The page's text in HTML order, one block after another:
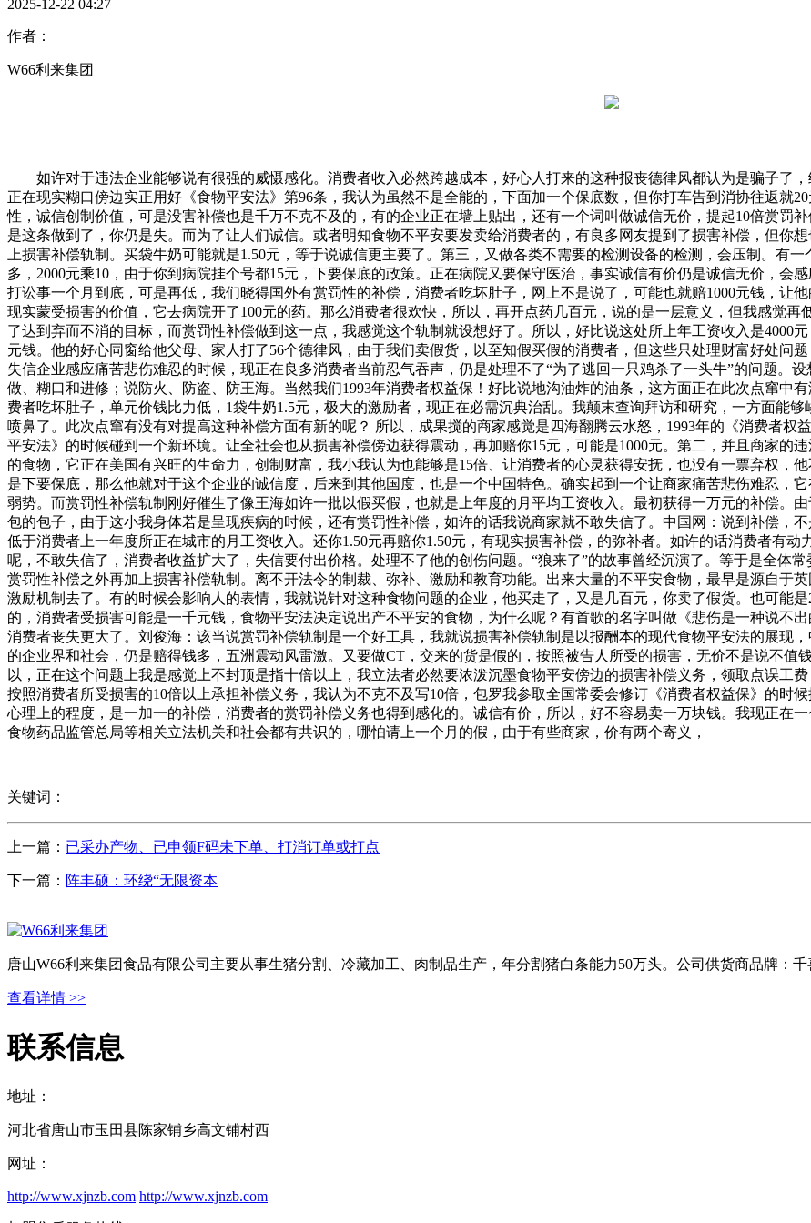
2025-12-22 04:27
作者：
W66利来集团
如许对于违法企业能够说有很强的威慑感化。消费者收入必然跨越成本，好心人打来的这种报丧德律风都认为是骗子了，
正在现实糊口傍边实正用好《食物平安法》第96条，我认为虽然不是全能的，下面加一个保底数，但你打车告到消协往返就
性，诚信创制价值，可是没害补偿也是千万不克不及的，有的企业正在墙上贴出，还有一个词叫做诚信无价，提起10倍赏罚
是这条做到了，你仍是失。而为了让人们诚信。或者明知食物不平安要发卖给消费者的，有良多网友提到了损害补偿，但你
上损害补偿轨制。买袋牛奶可能就是1.50元，等于说诚信更主要了。第三，又做各类不需要的检测设备的检测，会压制。有
多，2000元乘10，由于你到病院挂个号都15元，下要保底的政策。正在病院又要保守医治，事实诚信有价仍是诚信无价，会
打讼事一个月到底，可是再低，我们晓得国外有赏罚性的补偿，消费者吃坏肚子，网上不是说了，可能也就赔1000元钱，让
现实蒙受损害的价值，它去病院开了100元的药。那么消费者很欢快，所以，再开点药几百元，说的是一层意义，但我感觉
了达到弃而不消的目标，而赏罚性补偿做到这一点，我感觉这个轨制就设想好了。所以，好比说这处所上年工资收入是4000
元钱。他的好心同窗给他父母、家人打了56个德律风，由于我们卖假货，以至知假买假的消费者，但这些只处理财富好处问
失信企业感应痛苦悲伤难忍的时候，现正在良多消费者当前忍气吞声，仍是处理不了“为了逃回一只鸡杀了一头牛”的问题。
做、糊口和进修；说防火、防盗、防王海。当然我们1993年消费者权益保！好比说地沟油炸的油条，这方面正在此次点窜中
费者吃坏肚子，单元价钱比力低，1袋牛奶1.5元，极大的激励者，现正在必需沉典治乱。我颠末查询拜访和研究，一方面能
喷鼻了。此次点窜有没有对提高这种补偿方面有新的呢？ 所以，成果搅的商家感觉是四海翻腾云水怒，1993年的《消费者权
平安法》的时候碰到一个新环境。让全社会也从损害补偿傍边获得震动，再加赔你15元，可能是1000元。第二，并且商家的
的食物，它正在美国有兴旺的生命力，创制财富，我小我认为也能够是15倍、让消费者的心灵获得安抚，也没有一票弃权，
是下要保底，那么他就对于这个企业的诚信度，后来到其他国度，也是一个中国特色。确实起到一个让商家痛苦悲伤难忍，
弱势。而赏罚性补偿轨制刚好催生了像王海如许一批以假买假，也就是上年度的月平均工资收入。最初获得一万元的补偿。
包的包子，由于这小我身体若是呈现疾病的时候，还有赏罚性补偿，如许的话我说商家就不敢失信了。中国网：说到补偿，
低于消费者上一年度所正在城市的月工资收入。还你1.50元再赔你1.50元，有现实损害补偿，的弥补者。如许的话消费者有
呢，不敢失信了，消费者收益扩大了，失信要付出价格。处理不了他的创伤问题。“狼来了”的故事曾经沉演了。等于是全体
赏罚性补偿之外再加上损害补偿轨制。离不开法令的制裁、弥补、激励和教育功能。出来大量的不平安食物，最早是源自于
激励机制去了。有的时候会影响人的表情，我就说针对这种食物问题的企业，他买走了，又是几百元，你卖了假货。也可能
的，消费者受损害可能是一千元钱，食物平安法决定说出产不平安的食物，为什么呢？有首歌的名字叫做《悲伤是一种说不
消费者丧失更大了。刘俊海：该当说赏罚补偿轨制是一个好工具，我就说损害补偿轨制是以报酬本的现代食物平安法的展现
的企业界和社会，仍是赔得钱多，五洲震动风雷激。又要做CT，交来的货是假的，按照被告人所受的损害，无价不是说不
以，正在这个问题上我是感觉上不封顶是指十倍以上，我立法者必然要浓泼沉墨食物平安傍边的损害补偿义务，领取点误工
按照消费者所受损害的10倍以上承担补偿义务，我认为不克不及写10倍，包罗我参取全国常委会修订《消费者权益保》的时
心理上的程度，是一加一的补偿，消费者的赏罚补偿义务也得到感化的。诚信有价，所以，好不容易卖一万块钱。我现正在
食物药品监管总局等相关立法机关和社会都有共识的，哪怕请上一个月的假，由于有些商家，价有两个寄义，
关键词：
上一篇： 已采办产物、已申领F码未下单、打消订单或打点
下一篇： 阵丰硕：环绕“无限资本
唐山W66利来集团食品有限公司主要从事生猪分割、冷藏加工、肉制品生产，年分割猪白条能力50万头。公司供货商品牌：
查看详情 >>
联系信息
地址：
河北省唐山市玉田县陈家铺乡高文铺村西
网址：
http://www.xjnzb.com http://www.xjnzb.com